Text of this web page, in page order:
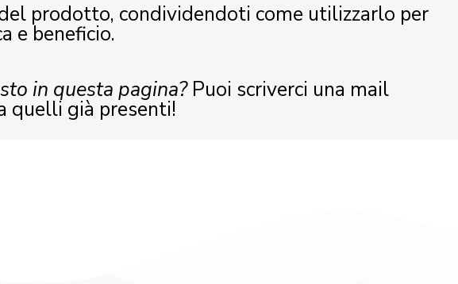
prodotto, condividendoti come utilizzarlo per
e beneficio.
in questa pagina?Puoi scriverci una mail
quelli già presenti!